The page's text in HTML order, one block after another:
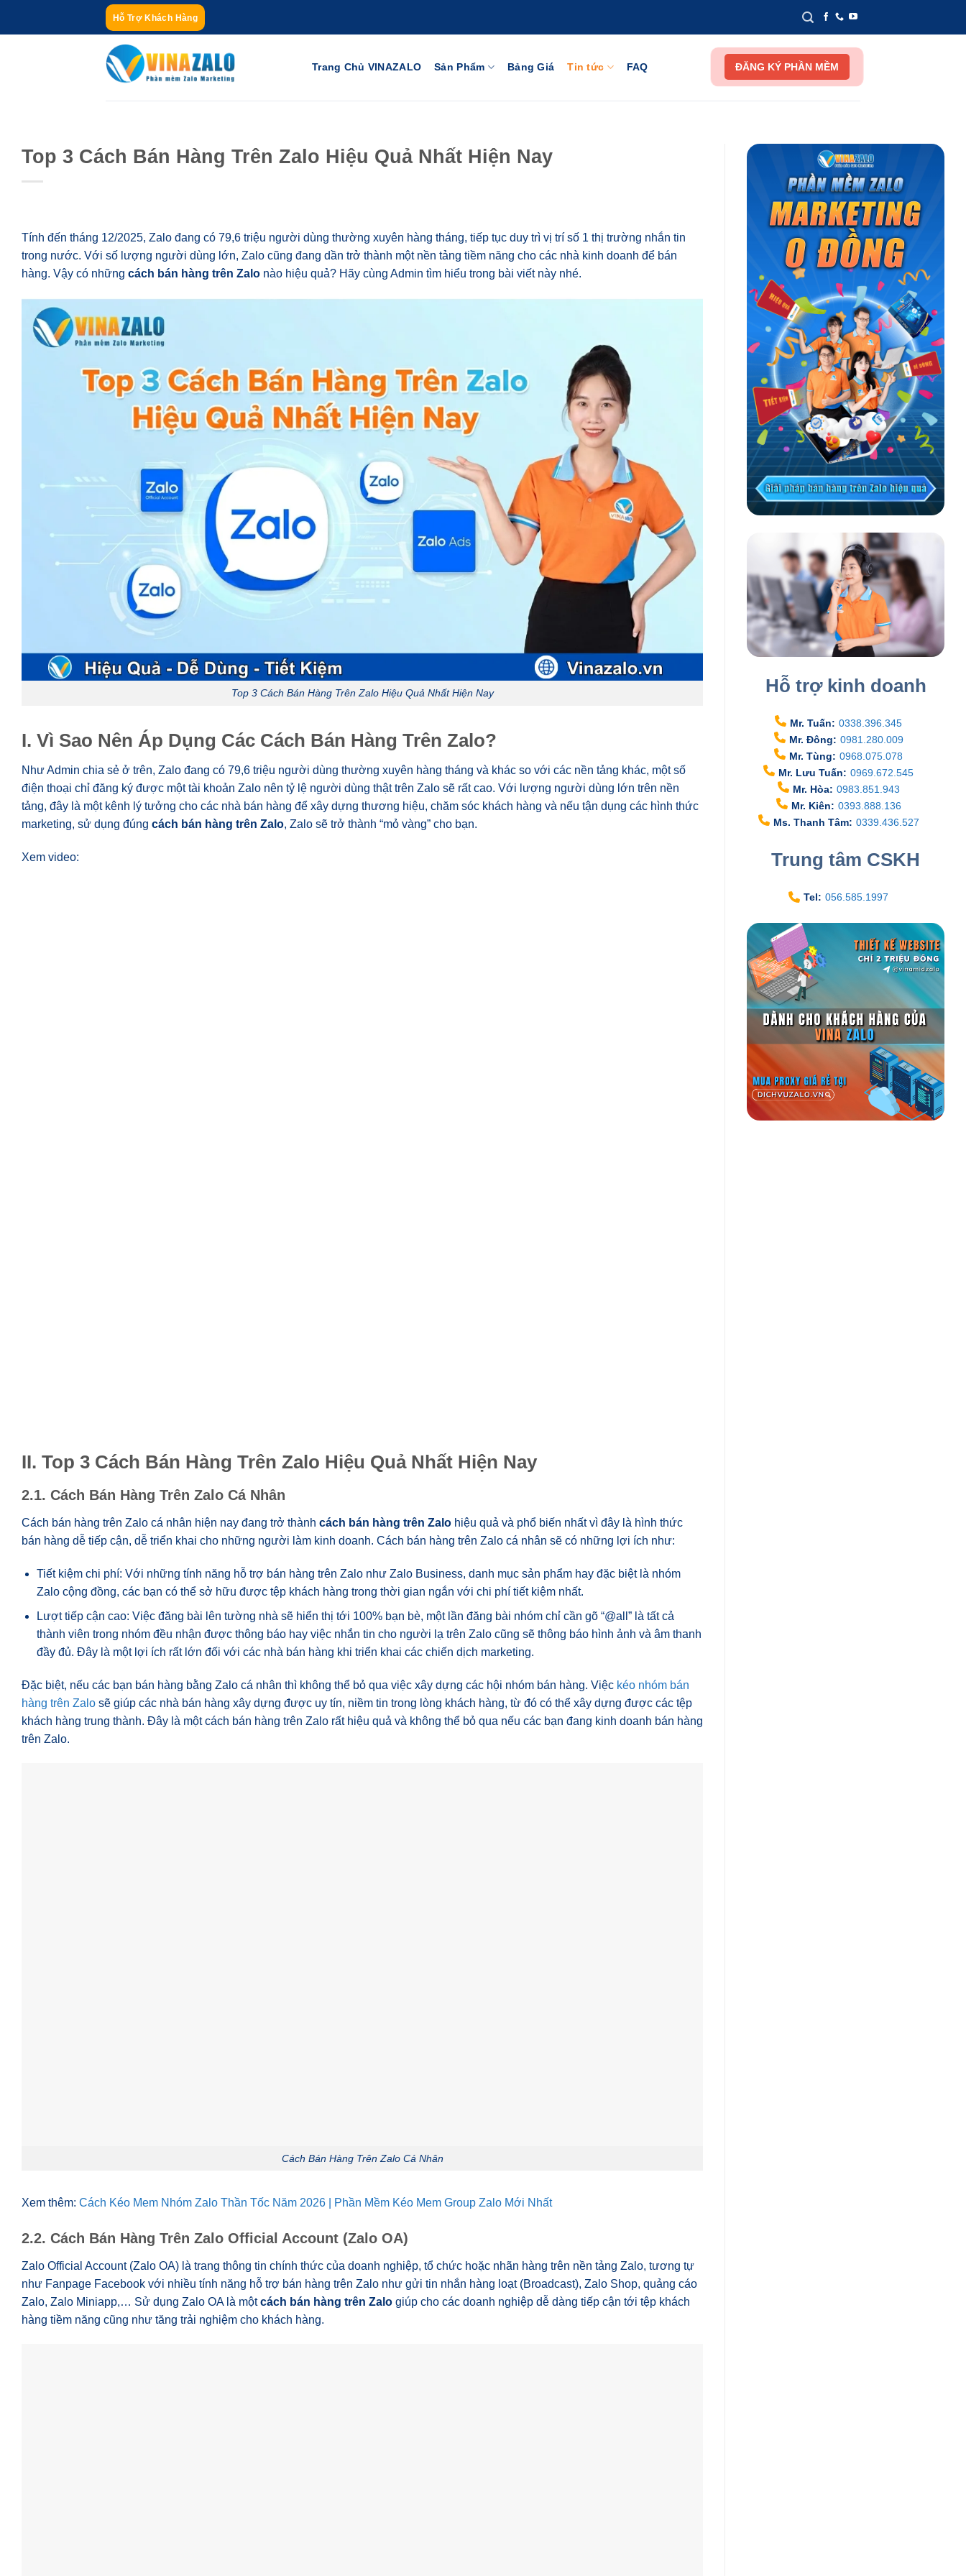
Hỗ Trợ Khách Hàng
Trang Chủ VINAZALO Sản Phẩm Bảng Giá Tin tức FAQ ĐĂNG KÝ PHẦN MỀM
Top 3 Cách Bán Hàng Trên Zalo Hiệu Quả Nhất Hiện Nay
Tính đến tháng 12/2025, Zalo đang có 79,6 triệu người dùng thường xuyên hàng tháng, tiếp tục duy trì vị trí số 1 thị trường nhắn tin
trong nước. Với số lượng người dùng lớn, Zalo cũng đang dần trở thành một nền tảng tiềm năng cho các nhà kinh doanh để bán
hàng. Vậy có những cách bán hàng trên Zalo nào hiệu quả? Hãy cùng Admin tìm hiểu trong bài viết này nhé.
Top 3 Cách Bán Hàng Trên Zalo Hiệu Quả Nhất Hiện Nay
I. Vì Sao Nên Áp Dụng Các Cách Bán Hàng Trên Zalo?
Như Admin chia sẻ ở trên, Zalo đang có 79,6 triệu người dùng thường xuyên hàng tháng và khác so với các nền tảng khác, một số
điện thoại chỉ đăng ký được một tài khoản Zalo nên tỷ lệ người dùng thật trên Zalo sẽ rất cao. Với lượng người dùng lớn trên nền
tảng, đây là một kênh lý tưởng cho các nhà bán hàng để xây dựng thương hiệu, chăm sóc khách hàng và nếu tận dụng các hình thức
marketing, sử dụng đúng cách bán hàng trên Zalo, Zalo sẽ trở thành “mỏ vàng” cho bạn.
Xem video:
II. Top 3 Cách Bán Hàng Trên Zalo Hiệu Quả Nhất Hiện Nay
2.1. Cách Bán Hàng Trên Zalo Cá Nhân
Cách bán hàng trên Zalo cá nhân hiện nay đang trở thành cách bán hàng trên Zalo hiệu quả và phổ biến nhất vì đây là hình thức
bán hàng dễ tiếp cận, dễ triển khai cho những người làm kinh doanh. Cách bán hàng trên Zalo cá nhân sẽ có những lợi ích như:
Tiết kiệm chi phí: Với những tính năng hỗ trợ bán hàng trên Zalo như Zalo Business, danh mục sản phẩm hay đặc biệt là nhóm
Zalo cộng đồng, các bạn có thể sở hữu được tệp khách hàng trong thời gian ngắn với chi phí tiết kiệm nhất.
Lượt tiếp cận cao: Việc đăng bài lên tường nhà sẽ hiển thị tới 100% bạn bè, một lần đăng bài nhóm chỉ cần gõ “@all” là tất cả
thành viên trong nhóm đều nhận được thông báo hay việc nhắn tin cho người lạ trên Zalo cũng sẽ thông báo hình ảnh và âm thanh
đầy đủ. Đây là một lợi ích rất lớn đối với các nhà bán hàng khi triển khai các chiến dịch marketing.
Đặc biệt, nếu các bạn bán hàng bằng Zalo cá nhân thì không thể bỏ qua việc xây dựng các hội nhóm bán hàng. Việc kéo nhóm bán
hàng trên Zalo sẽ giúp các nhà bán hàng xây dựng được uy tín, niềm tin trong lòng khách hàng, từ đó có thể xây dựng được các tệp
khách hàng trung thành. Đây là một cách bán hàng trên Zalo rất hiệu quả và không thể bỏ qua nếu các bạn đang kinh doanh bán hàng
trên Zalo.
Cách Bán Hàng Trên Zalo Cá Nhân
Xem thêm: Cách Kéo Mem Nhóm Zalo Thần Tốc Năm 2026 | Phần Mềm Kéo Mem Group Zalo Mới Nhất
2.2. Cách Bán Hàng Trên Zalo Official Account (Zalo OA)
Zalo Official Account (Zalo OA) là trang thông tin chính thức của doanh nghiệp, tổ chức hoặc nhãn hàng trên nền tảng Zalo, tương tự
như Fanpage Facebook với nhiều tính năng hỗ trợ bán hàng trên Zalo như gửi tin nhắn hàng loạt (Broadcast), Zalo Shop, quảng cáo
Zalo, Zalo Miniapp,… Sử dụng Zalo OA là mộtcách bán hàng trên Zalo giúp cho các doanh nghiệp dễ dàng tiếp cận tới tệp khách
hàng tiềm năng cũng như tăng trải nghiệm cho khách hàng.
Hỗ trợ kinh doanh
Mr. Tuấn: 0338.396.345
Mr. Đông: 0981.280.009
Mr. Tùng: 0968.075.078
Mr. Lưu Tuấn: 0969.672.545
Mr. Hòa: 0983.851.943
Mr. Kiên: 0393.888.136
Ms. Thanh Tâm: 0339.436.527
Trung tâm CSKH
Tel: 056.585.1997